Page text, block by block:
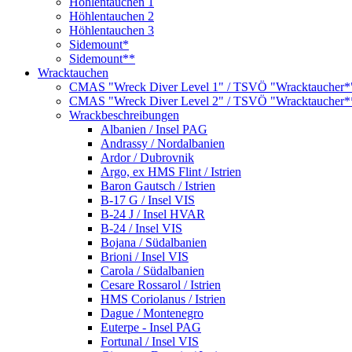
Höhlentauchen 2
Höhlentauchen 3
Sidemount*
Sidemount**
Wracktauchen
CMAS "Wreck Diver Level 1" / TSVÖ
CMAS "Wreck Diver Level 2" / TSVÖ
Wrackbeschreibungen
Albanien / Insel PAG
Andrassy / Nordalbanien
Ardor / Dubrovnik
Argo, ex HMS Flint / Istrien
Baron Gautsch / Istrien
B-17 G / Insel VIS
B-24 J / Insel HVAR
B-24 / Insel VIS
Bojana / Südalbanien
Brioni / Insel VIS
Carola / Südalbanien
Cesare Rossarol / Istrien
HMS Coriolanus / Istrien
Dague / Montenegro
Euterpe - Insel PAG
Fortunal / Insel VIS